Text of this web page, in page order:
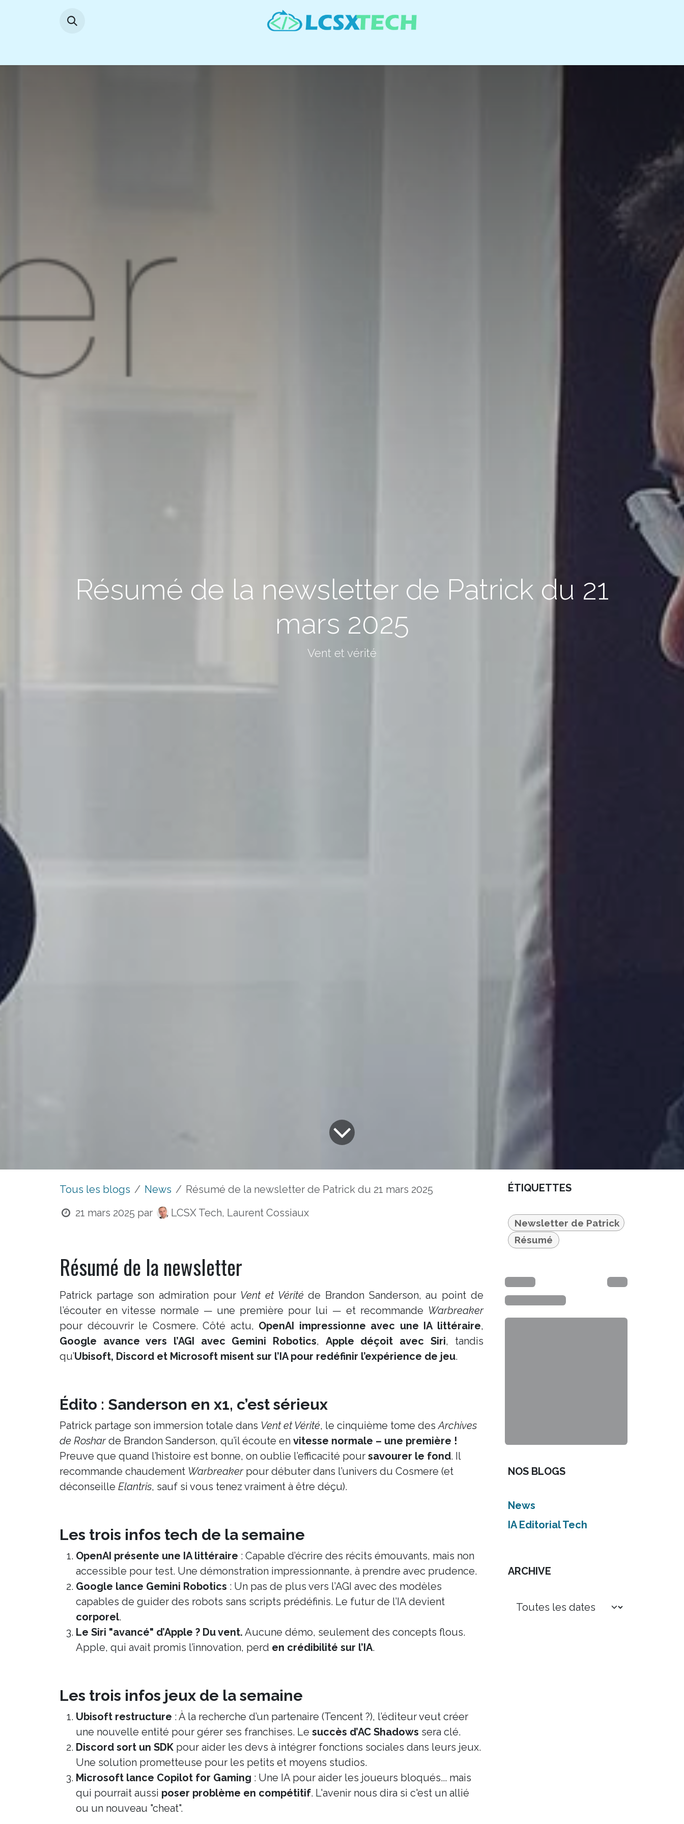
Résumé de la newsletter de Patrick du 21
mars 2025
Vent et vérité
Tous les blogs News
Résumé de la newsletter de Patrick du 21 mars 2025
21 mars 2025 par LCSX Tech, Laurent Cossiaux
Résumé de la newsletter
Patrick partage son admiration pour Vent et Vérité de Brandon Sanderson, au point de
l’écouter en vitesse normale — une première pour lui — et recommande Warbreaker
pour découvrir le Cosmere. Côté actu, OpenAI impressionne avec une IA littéraire,
Google avance vers l’AGI avec Gemini Robotics, Apple déçoit avec Siri, tandis
qu’Ubisoft, Discord et Microsoft misent sur l’IA pour redéfinir l’expérience de jeu.
Édito : Sanderson en x1, c’est sérieux
Patrick partage son immersion totale dans Vent et Vérité, le cinquième tome des Archives
de Rosharde Brandon Sanderson, qu’il écoute en vitesse normale – une première !
Preuve que quand l’histoire est bonne, on oublie l’efficacité pour savourer le fond. Il
recommande chaudement Warbreakerpour débuter dans l’univers du Cosmere (et
déconseille Elantris, sauf si vous tenez vraiment à être déçu).
Les trois infos tech de la semaine
OpenAI présente une IA littéraire : Capable d’écrire des récits émouvants, mais non
accessible pour test. Une démonstration impressionnante, à prendre avec prudence.
Google lance Gemini Robotics : Un pas de plus vers l’AGI avec des modèles
capables de guider des robots sans scripts prédéfinis. Le futur de l’IA devient
corporel.
Le Siri "avancé" d’Apple ? Du vent. Aucune démo, seulement des concepts flous.
Apple, qui avait promis l’innovation, perd en crédibilité sur l’IA.
Les trois infos jeux de la semaine
Ubisoft restructure : À la recherche d’un partenaire (Tencent ?), l’éditeur veut créer
une nouvelle entité pour gérer ses franchises. Le succès d’AC Shadows sera clé.
Discord sort un SDK pour aider les devs à intégrer fonctions sociales dans leurs jeux.
Une solution prometteuse pour les petits et moyens studios.
Microsoft lance Copilot for Gaming : Une IA pour aider les joueurs bloqués... mais
qui pourrait aussi poser problème en compétitif. L'avenir nous dira si c'est un allié
ou un nouveau "cheat".
ÉTIQUETTES
Newsletter de Patrick
Résumé
NOS BLOGS
News
IA Editorial Tech
ARCHIVE